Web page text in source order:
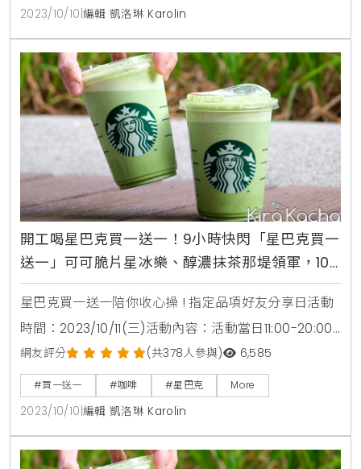
遊戲，可獲得限定的專屬優惠。10/10(二)、10/11(三)預
領券，兌換期間為獲券日2天後，最後兌換至11/2(四)。
注意事項：1、活動參與方式：透過
2023/10/10 編輯 凱洛琳 Karolin
開工喝星巴克買一送一！9小時快閃「星巴克買一
送一」可可脆片星冰樂、醇濃抹茶那堤領軍，10
款星巴克買一送一喝爆
星巴克買一送一陪你收心操 ! 指定品項好友分享日活動
時間：2023/10/11(三)活動內容：活動當日11:00-20:00
至門市購買兩杯特大杯/風味/冰熱一致的指定品項飲
料，其中一杯星巴克招待。適用品項：冷萃咖啡、香檸
蜜柚冷萃咖啡、椰奶那堤(含特選)、焦糖瑪奇朵(含特
選)、經典紅茶椰奶那堤、醇濃抹茶那堤、焦糖咖啡星
冰樂、醇濃抹茶星冰樂、草莓風味星冰樂、巧克力可可
網友評分 (共378人參與) 6,585
#買一送一 #咖啡 #星巴克 More
2023/10/10 編輯 凱洛琳 Karolin